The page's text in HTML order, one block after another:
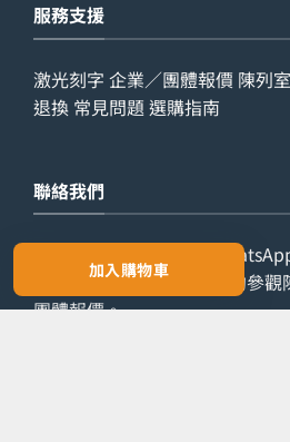
加入購物車
服務支援
激光刻字 企業／團體報價 陳列
退換 常見問題 選購指南
聯絡我們
2861 8762 歡迎預約參
團體報價。